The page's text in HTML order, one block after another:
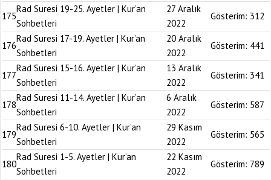
175
Rad Suresi 19-25. Ayetler | Kur’an
Sohbetleri
27 Aralık
2022
Gösterim: 312
176
Rad Suresi 17-19. Ayetler | Kur’an
Sohbetleri
20 Aralık
2022
Gösterim: 441
177
Rad Suresi 15-16. Ayetler | Kur’an
Sohbetleri
13 Aralık
2022
Gösterim: 341
178
Rad Suresi 11-14. Ayetler | Kur’an
Sohbetleri
6 Aralık
2022
Gösterim: 587
179
Rad Suresi 6-10. Ayetler | Kur’an
Sohbetleri
29 Kasım
2022
Gösterim: 565
180
Rad Suresi 1-5. Ayetler | Kur’an
Sohbetleri
22 Kasım
2022
Gösterim: 789